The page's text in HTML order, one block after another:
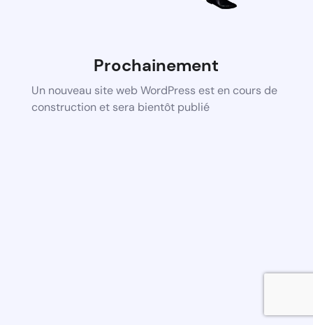
Prochainement
Un nouveau site web WordPress est en cours de
construction et sera bientôt publié